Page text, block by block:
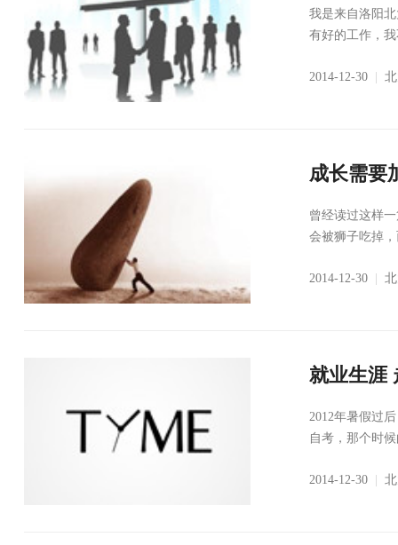
我是来自洛阳
有好的工作，
2014-12-30
成长需要
曾经读过这样
会被狮子吃掉
2014-12-30
就业生涯
2012年暑假过
自考，那个时
2014-12-30